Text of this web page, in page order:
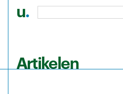
u.
Artikelen